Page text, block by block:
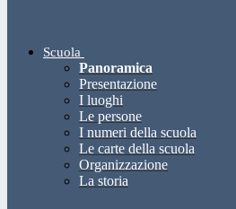
Scuola
Panoramica
Presentazione
I luoghi
Le persone
I numeri della scuola
Le carte della scuola
Organizzazione
La storia